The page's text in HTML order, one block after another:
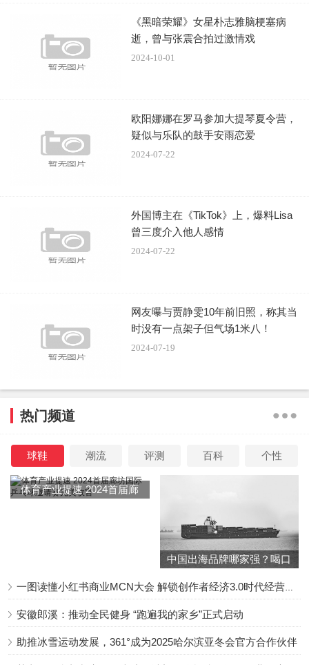
好几个大夜，大家都很拼。戏中他与谢天华的对手戏包含大
量动作戏份。
然默契无间。此外，在戏中久违饰演“大反派”的陈山聪直
言“演得很爽”。因为近几年他都在剧集里塑造警察等正面形
象，这次能“演反派实在非常享受”。
据悉，《无间之战》将于8月4日在流媒体平台上线。
本文来源系统网络数据抓取，如不想被抓取传播，请告知删
原文链接：《无间之战》首映 黄宗泽谢天华时隔12年再合体
《黑暗荣耀》女星朴志雅脑梗塞病
逝，曾与张震合拍过激情戏
2024-10-01
欧阳娜娜在罗马参加大提琴夏令营，
疑似与乐队的鼓手安雨恋爱
2024-07-22
外国博主在《TikTok》上，爆料Lisa
曾三度介入他人感情
2024-07-22
网友曝与贾静雯10年前旧照，称其当
时没有一点架子但气场1米八！
2024-07-19
热门频道
球鞋 潮流 评测 百科 个性
体育产业提速 2024首届廊
中国出海品牌哪家强？喝口
安徽郎溪：推动全民健身 “跑遍我的家乡”正式启动
助推冰雪运动发展，361°成为2025哈尔滨亚冬会官方合作伙伴